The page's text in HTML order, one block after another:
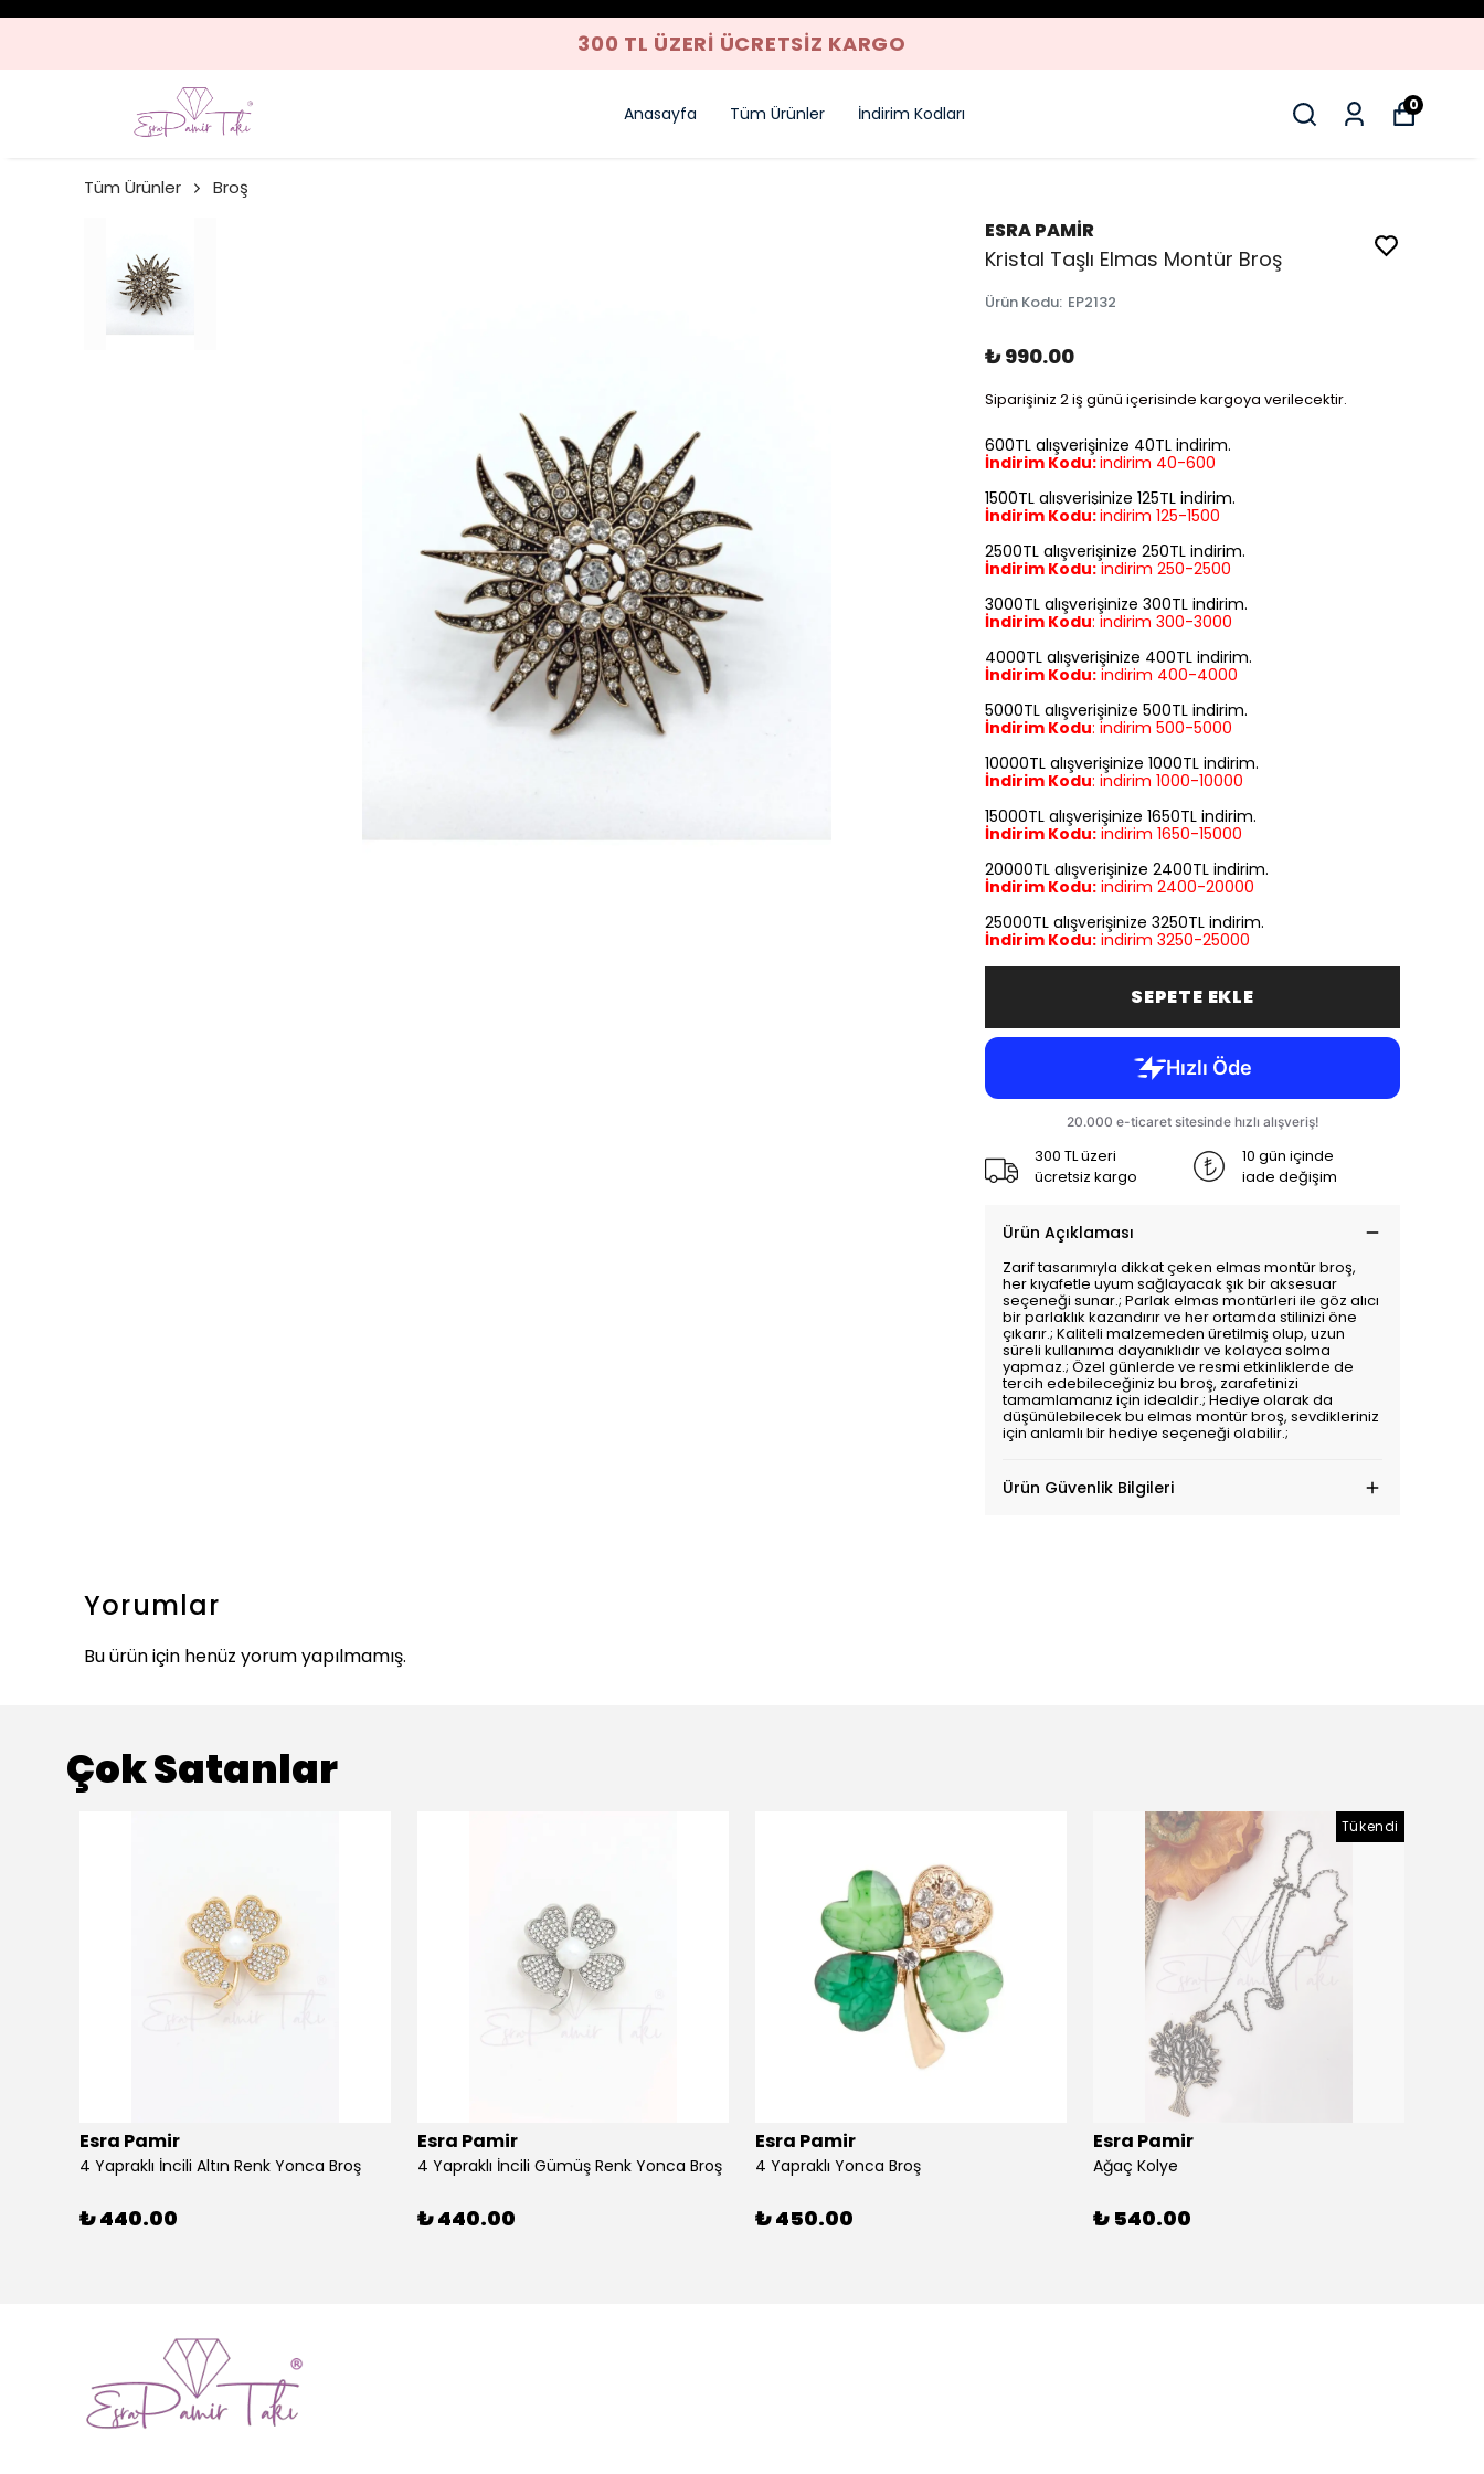
300 TL ÜZERI ÜCRETSIZ KARGO
Anasayfa Tüm Ürünler İndirim Kodları 0
Tüm Ürünler Broş
ESRA PAMİR
Kristal Taşlı Elmas Montür Broş
Ürün Kodu: EP2132
₺ 990.00
Siparişiniz 2 iş günü içerisinde kargoya verilecektir.
600TL alışverişinize 40TL indirim.
İndirim Kodu:indirim 40-600
1500TL alışverişinize 125TL indirim.
İndirim Kodu:indirim 125-1500
2500TL alışverişinize 250TL indirim.
İndirim Kodu: indirim 250-2500
3000TL alışverişinize 300TL indirim.
İndirim Kodu: indirim 300-3000
4000TL alışverişinize 400TL indirim.
İndirim Kodu: indirim 400-4000
5000TL alışverişinize 500TL indirim.
İndirim Kodu: indirim 500-5000
10000TL alışverişinize 1000TL indirim.
İndirim Kodu: indirim 1000-10000
15000TL alışverişinize 1650TL indirim.
İndirim Kodu: indirim 1650-15000
20000TL alışverişinize 2400TL indirim.
İndirim Kodu: indirim 2400-20000
25000TL alışverişinize 3250TL indirim.
İndirim Kodu: indirim 3250-25000
SEPETE EKLE
300 TL üzeri
ücretsiz kargo
10 gün içinde
iade değişim
Ürün Açıklaması
Zarif tasarımıyla dikkat çeken elmas montür broş,
her kıyafetle uyum sağlayacak şık bir aksesuar
seçeneği sunar.; Parlak elmas montürleri ile göz alıcı
bir parlaklık kazandırır ve her ortamda stilinizi öne
çıkarır.; Kaliteli malzemeden üretilmiş olup, uzun
süreli kullanıma dayanıklıdır ve kolayca solma
yapmaz.; Özel günlerde ve resmi etkinliklerde de
tercih edebileceğiniz bu broş, zarafetinizi
tamamlamanız için idealdir.; Hediye olarak da
düşünülebilecek bu elmas montür broş, sevdikleriniz
için anlamlı bir hediye seçeneği olabilir.;
Ürün Güvenlik Bilgileri
Yorumlar
Bu ürün için henüz yorum yapılmamış.
Çok Satanlar
Esra Pamir
4 Yapraklı İncili Altın Renk Yonca Broş
₺ 440.00
Esra Pamir
4 Yapraklı İncili Gümüş Renk Yonca Broş
₺ 440.00
Esra Pamir
4 Yapraklı Yonca Broş
₺ 450.00
Tükendi
Esra Pamir
Ağaç Kolye
₺ 540.00